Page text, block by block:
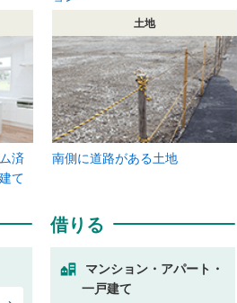
済
て
土地
南側に道路がある土地
借りる
マンション・アパート・
一戸建て